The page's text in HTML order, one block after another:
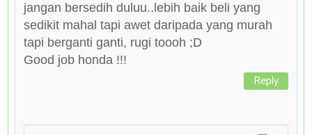
jangan bersedih duluu..lebih baik beli yang
sedikit mahal tapi awet daripada yang murah
tapi berganti ganti, rugi toooh ;D
Good job honda !!!
Reply